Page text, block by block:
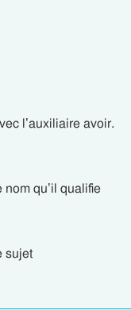
l’auxiliaire avoir.
qu’il qualifie
sujet